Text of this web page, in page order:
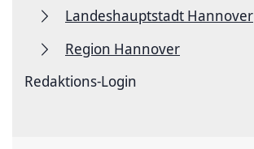
Landeshauptstadt Hannover
Region Hannover
Redaktions-Login